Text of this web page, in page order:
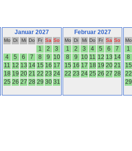
Januar 2027
Mo Di Mi Do Fr Sa So
1 2
3
4
5 6 7 8 9
10
11 12 13 14 15 16 17
18 19 20 21 22 23 24
25 26 27 28 29 30 31
Februar 2027
Mo Di Mi Do Fr Sa So
1 2 3 4 5 6
7
8
9 10 11 12 13 14
15 16 17 18 19 20 21
22 23 24 25 26 27 28
Mo
1
8
15
22
29